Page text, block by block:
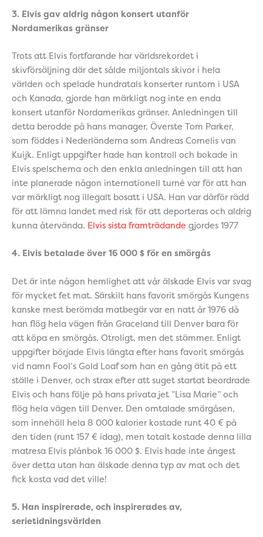
3. Elvis gav aldrig någon konsert utanför
Nordamerikas gränser
Trots att Elvis fortfarande har världsrekordet i
skivförsäljning där det sålde miljontals skivor i hela
världen och spelade hundratals konserter runtom i USA
och Kanada, gjorde han märkligt nog inte en enda
konsert utanför Nordamerikas gränser. Anledningen till
detta berodde på hans manager, Överste Tom Parker,
som föddes i Nederländerna som Andreas Cornelis van
Kuijk. Enligt uppgifter hade han kontroll och bokade in
Elvis spelschema och den enkla anledningen till att han
inte planerade någon internationell turné var för att han
var märkligt nog illegalt bosatt i USA. Han var därför rädd
för att lämna landet med risk för att deporteras och aldrig
kunna återvända. Elvis sista framträdande gjordes 1977
4. Elvis betalade över 16 000 $ för en smörgås
Det är inte någon hemlighet att vår älskade Elvis var svag
för mycket fet mat. Särskilt hans favorit smörgås Kungens
kanske mest berömda matbegär var en natt år 1976 då
han flög hela vägen från Graceland till Denver bara för
att köpa en smörgås. Otroligt, men det stämmer. Enligt
uppgifter började Elvis längta efter hans favorit smörgås
vid namn Fool’s Gold Loaf som han en gång ätit på ett
ställe i Denver, och strax efter att suget startat beordrade
Elvis och hans följe på hans privata jet ”Lisa Marie” och
flög hela vägen till Denver. Den omtalade smörgåsen,
som innehöll hela 8 000 kalorier kostade runt 40 € på
den tiden (runt 157 € idag), men totalt kostade denna lilla
matresa Elvis plånbok 16 000 $. Elvis hade inte ångest
över detta utan han älskade denna typ av mat och det
fick kosta vad det ville!
5. Han inspirerade, och inspirerades av,
serietidningsvärlden